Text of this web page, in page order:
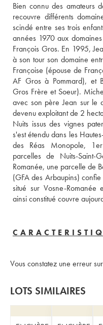
Bien connu des amateurs
recouvre différents
scindé entre ses trois
années 1970 aux
François Gros. En 1995,
à son tour son domaine
Françoise (épouse de
AF Gros à Pommard), et
Gros Frère et Soeur).
avec son père Jean sur le
devenu exploitant de 2
Nuits issus des vignes
s'est étendu dans les
des Réas Monopole,
parcelles de Nuits-Saint-
Romanée, une parcelle de
(GFA des Arbaupins)
situé sur Vosne-Romanée
ainsi constitué couvre
Vous constatez une erreur
LOTS SIMILAIRES